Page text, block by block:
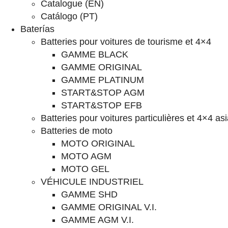
Catalogue (EN)
Catálogo (PT)
Baterías
Batteries pour voitures de tourisme et 4×4
GAMME BLACK
GAMME ORIGINAL
GAMME PLATINUM
START&STOP AGM
START&STOP EFB
Batteries pour voitures particulières et 4×4
Batteries de moto
MOTO ORIGINAL
MOTO AGM
MOTO GEL
VÉHICULE INDUSTRIEL
GAMME SHD
GAMME ORIGINAL V.I.
GAMME AGM V.I.